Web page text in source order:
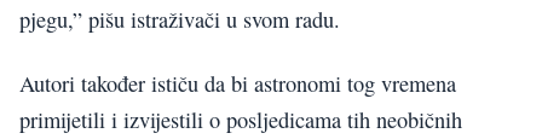
pjegu,” pišu istraživači u svom radu.
Autori također ističu da bi astronomi tog vremena
primijetili i izvijestili o posljedicama tih neobičnih